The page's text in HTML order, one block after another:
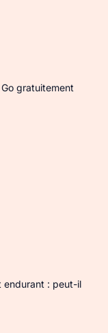
gratuitement
endurant : peut-il